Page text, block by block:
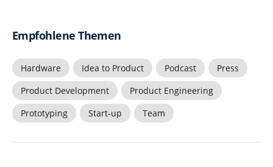
Empfohlene Themen
Hardware Idea to Product Podcast
Press
Product Development
Product Engineering
Prototyping
Start-up Team